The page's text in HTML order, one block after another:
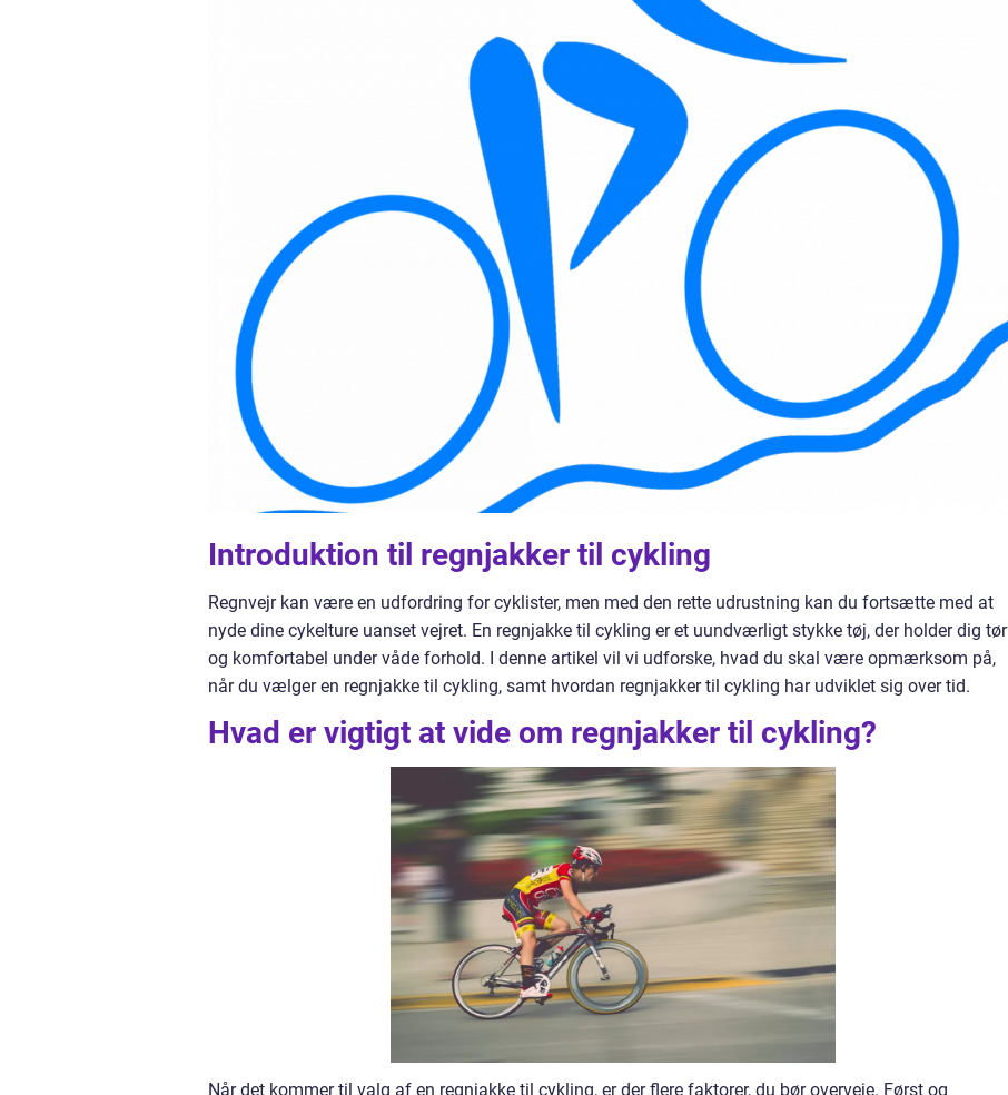
Introduktion til regnjakker til cykling
Regnvejr kan være en udfordring for cyklister, men med den rette udrustning kan du fortsætte med at
nyde dine cykelture uanset vejret. En regnjakke til cykling er et uundværligt stykke tøj, der holder dig tør
og komfortabel under våde forhold. I denne artikel vil vi udforske, hvad du skal være opmærksom på,
når du vælger en regnjakke til cykling, samt hvordan regnjakker til cykling har udviklet sig over tid.
Hvad er vigtigt at vide om regnjakker til cykling?
Når det kommer til valg af en regnjakke til cykling, er der flere faktorer, du bør overveje. Først og